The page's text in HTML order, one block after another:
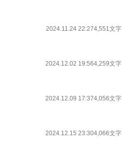
2024.11.24 22:274,551文字
2024.12.02 19:564,259文字
2024.12.09 17:374,056文字
2024.12.15 23:304,066文字